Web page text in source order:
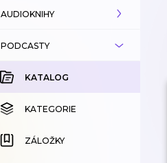
AUDIOKNIHY
KATALOG
KOUPENÉ
KATEGORIE
ZÁLOŽKY
PODCASTY
KATALOG
KATEGORIE
ZÁLOŽKY